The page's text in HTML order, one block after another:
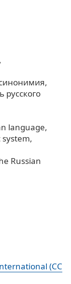
language
system
Russian
(CC